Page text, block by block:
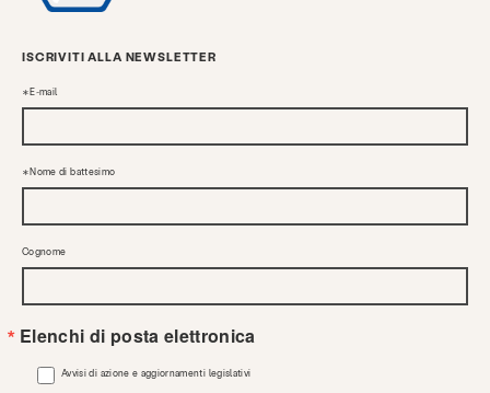
ISCRIVITI ALLA NEWSLETTER
E-mail
Nome di battesimo
Cognome
Elenchi di posta elettronica
Avvisi di azione e aggiornamenti legislativi